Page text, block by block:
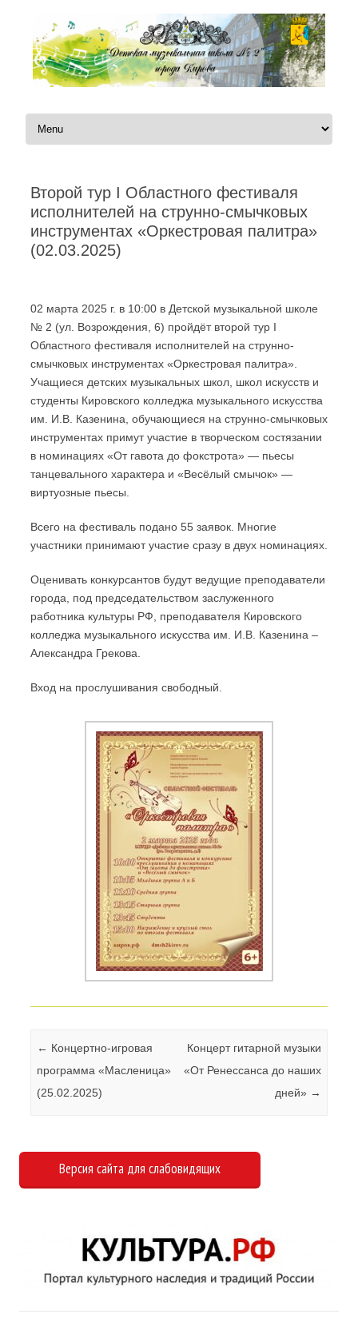
Перейти к содержимому
Второй тур I Областного фестиваля
исполнителей на струнно-смычковых
инструментах «Оркестровая палитра»
(02.03.2025)
02 марта 2025 г. в 10:00 в Детской музыкальной школе
№ 2 (ул. Возрождения, 6) пройдёт второй тур I
Областного фестиваля исполнителей на струнно-
смычковых инструментах «Оркестровая палитра».
Учащиеся детских музыкальных школ, школ искусств и
студенты Кировского колледжа музыкального искусства
им. И.В. Казенина, обучающиеся на струнно-смычковых
инструментах примут участие в творческом состязании
в номинациях «От гавота до фокстрота» — пьесы
танцевального характера и «Весёлый смычок» —
виртуозные пьесы.
Всего на фестиваль подано 55 заявок. Многие
участники принимают участие сразу в двух номинациях.
Оценивать конкурсантов будут ведущие преподаватели
города, под председательством заслуженного
работника культуры РФ, преподавателя Кировского
колледжа музыкального искусства им. И.В. Казенина –
Александра Грекова.
Вход на прослушивания свободный.
Навигация по записям
← Концертно-игровая
программа «Масленица»
(25.02.2025)
Концерт гитарной музыки
«От Ренессанса до наших
дней» →
Версия сайта для слабовидящих